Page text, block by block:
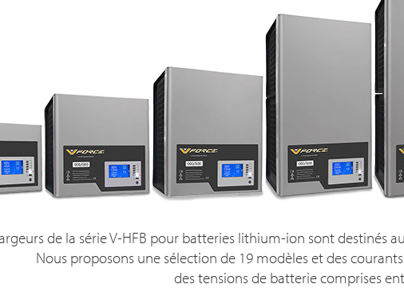
de la série V-HFB pour batteries lithium-ion sont destinés
Nous proposons une sélection de 19 modèles et des
des tensions de batterie comprises